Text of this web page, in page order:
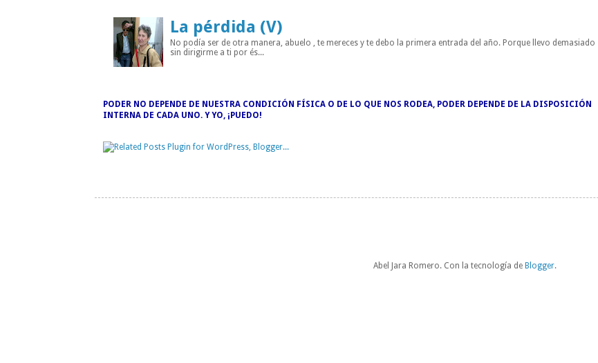
La pérdida (V)
No podía ser de otra manera, abuelo , te mereces y te debo la primera entrada del año. Porque llevo demasiado
sin dirigirme a ti por és...
PODER NO DEPENDE DE NUESTRA CONDICIÓN FÍSICA O DE LO QUE NOS RODEA, PODER DEPENDE DE LA DISPOSICIÓN
INTERNA DE CADA UNO. Y YO, ¡PUEDO!
Abel Jara Romero. Con la tecnología de Blogger.